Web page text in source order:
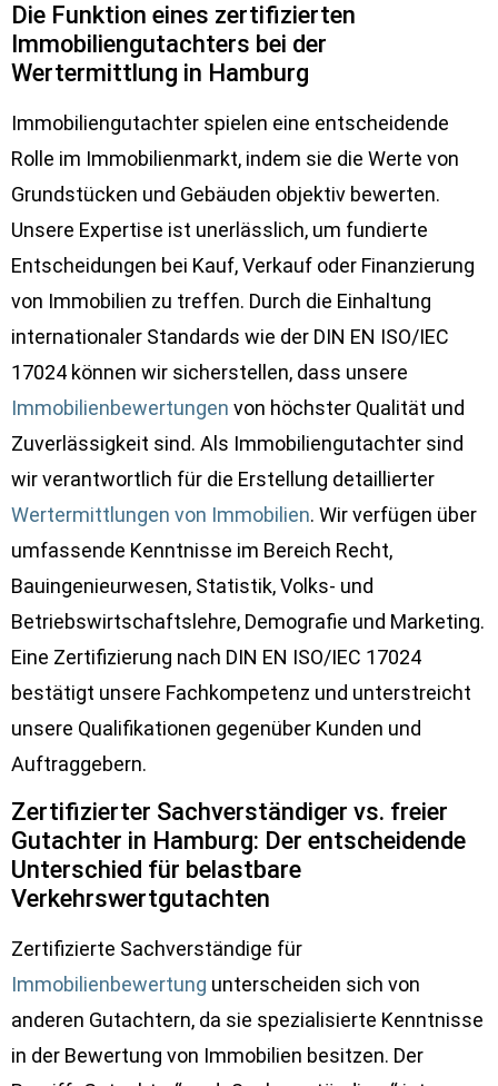
Die Funktion eines zertifizierten
Immobiliengutachters bei der
Wertermittlung in Hamburg
Immobiliengutachter spielen eine entscheidende
Rolle im Immobilienmarkt, indem sie die Werte von
Grundstücken und Gebäuden objektiv bewerten.
Unsere Expertise ist unerlässlich, um fundierte
Entscheidungen bei Kauf, Verkauf oder Finanzierung
von Immobilien zu treffen. Durch die Einhaltung
internationaler Standards wie der DIN EN ISO/IEC
17024 können wir sicherstellen, dass unsere
Immobilienbewertungen von höchster Qualität und
Zuverlässigkeit sind. Als Immobiliengutachter sind
wir verantwortlich für die Erstellung detaillierter
Wertermittlungen von Immobilien. Wir verfügen über
umfassende Kenntnisse im Bereich Recht,
Bauingenieurwesen, Statistik, Volks- und
Betriebswirtschaftslehre, Demografie und Marketing.
Eine Zertifizierung nach DIN EN ISO/IEC 17024
bestätigt unsere Fachkompetenz und unterstreicht
unsere Qualifikationen gegenüber Kunden und
Auftraggebern.
Zertifizierter Sachverständiger vs. freier
Gutachter in Hamburg: Der entscheidende
Unterschied für belastbare
Verkehrswertgutachten
Zertifizierte Sachverständige für
Immobilienbewertung unterscheiden sich von
anderen Gutachtern, da sie spezialisierte Kenntnisse
in der Bewertung von Immobilien besitzen. Der